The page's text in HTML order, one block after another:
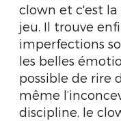
clown et c'est
jeu. Il trouve
imperfections
les belles
possible de rire
même
discipline, le